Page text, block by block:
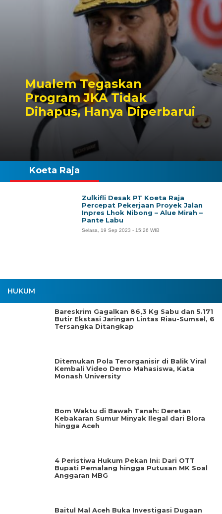
Mualem Tegaskan
Program JKA Tidak
Dihapus, Hanya Diperbarui
HUKUM
Bareskrim Gagalkan 86,3 Kg Sabu dan 5.171
Butir Ekstasi Jaringan Lintas Riau-Sumsel, 6
Tersangka Ditangkap
Ditemukan Pola Terorganisir di Balik Viral
Kembali Video Demo Mahasiswa, Kata
Monash University
Bom Waktu di Bawah Tanah: Deretan
Kebakaran Sumur Minyak Ilegal dari Blora
hingga Aceh
4 Peristiwa Hukum Pekan Ini: Dari OTT
Bupati Pemalang hingga Putusan MK Soal
Anggaran MBG
Baitul Mal Aceh Buka Investigasi Dugaan
Koeta Raja
Zulkifli Desak PT Koeta Raja
Percepat Pekerjaan Proyek Jalan
Inpres Lhok Nibong – Alue Mirah –
Pante Labu
Selasa, 19 Sep 2023 - 15:26 WIB